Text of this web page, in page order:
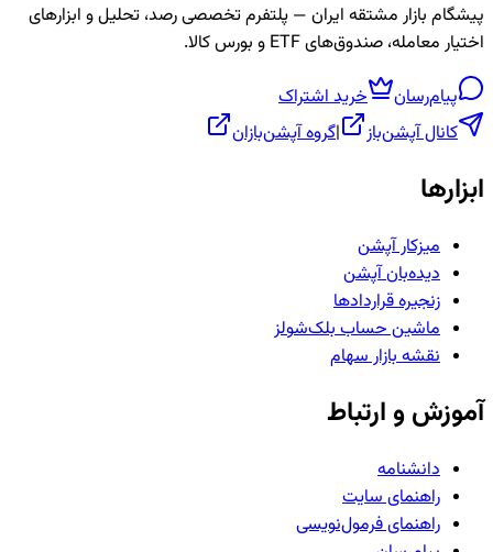
پیشگام بازار مشتقه ایران — پلتفرم تخصصی رصد، تحلیل و ابزارهای
اختیار معامله، صندوق‌های ETF و بورس کالا.
پیام‌رسان
خرید اشتراک
کانال آپشن‌باز
|گروه آپشن‌بازان
ابزارها
میزکار آپشن
دیده‌بان آپشن
زنجیره قراردادها
ماشین حساب بلک‌شولز
نقشه بازار سهام
آموزش و ارتباط
دانشنامه
راهنمای سایت
راهنمای فرمول‌نویسی